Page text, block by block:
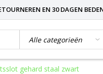
EN 30 DAGEN
gehard staal zwart